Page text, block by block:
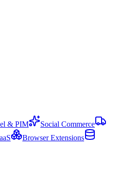
& PIM
Social Commerce
Browser Extensions